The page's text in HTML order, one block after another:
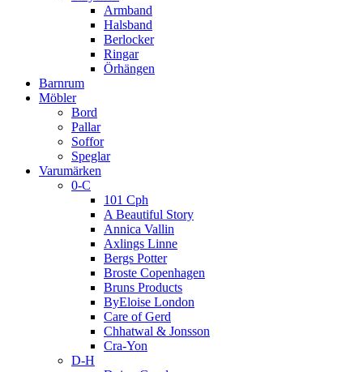
Armband
Halsband
Berlocker
Ringar
Örhängen
Barnrum
Möbler
Bord
Pallar
Soffor
Speglar
Varumärken
0-C
101 Cph
A Beautiful Story
Annica Vallin
Axlings Linne
Bergs Potter
Broste Copenhagen
Bruns Products
ByEloise London
Care of Gerd
Chhatwal & Jonsson
Cra-Yon
D-H